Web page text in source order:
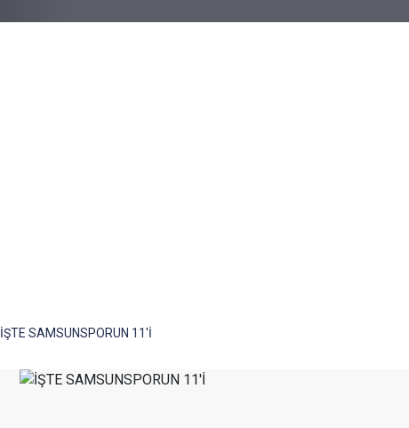
İŞTE SAMSUNSPORUN 11'İ